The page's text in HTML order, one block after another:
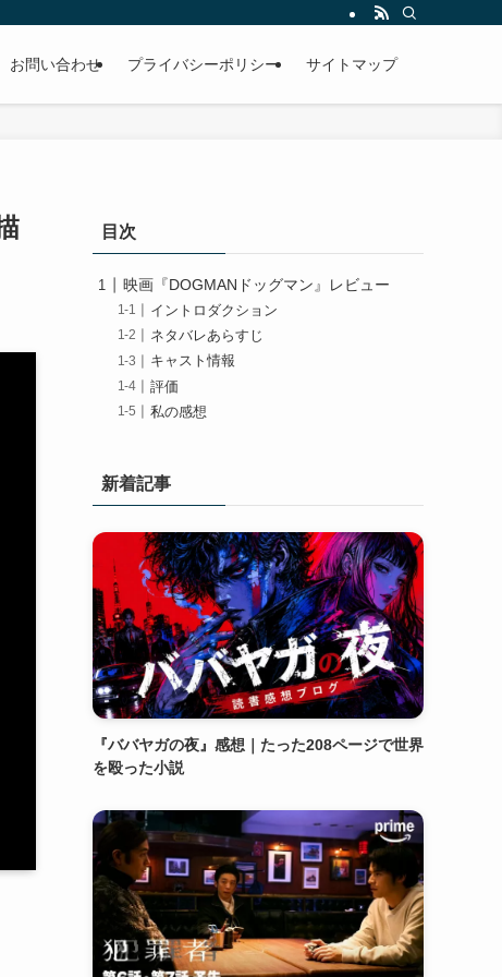
お問い合わせ プライバシーポリシー サイトマップ
目次
映画『DOGMANドッグマン』レビュー
イントロダクション
ネタバレあらすじ
キャスト情報
評価
私の感想
新着記事
『ババヤガの夜』感想｜たった208ページで世界
を殴った小説